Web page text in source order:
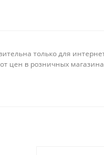
только для
цен в розничных